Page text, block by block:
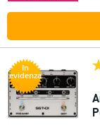
In
evidenza